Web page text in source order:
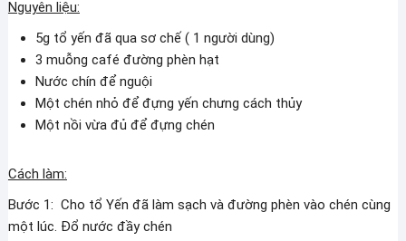
Nguyên liệu:
5g tổ yến đã qua sơ chế ( 1 người dùng)
3 muỗng café đường phèn hạt
Nước chín để nguội
Một chén nhỏ để đựng yến chưng cách thủy
Một nồi vừa đủ để đựng chén
Cách làm:
Bước 1: Cho tổ Yến đã làm sạch và đường phèn vào chén cùng
một lúc. Đổ nước đầy chén